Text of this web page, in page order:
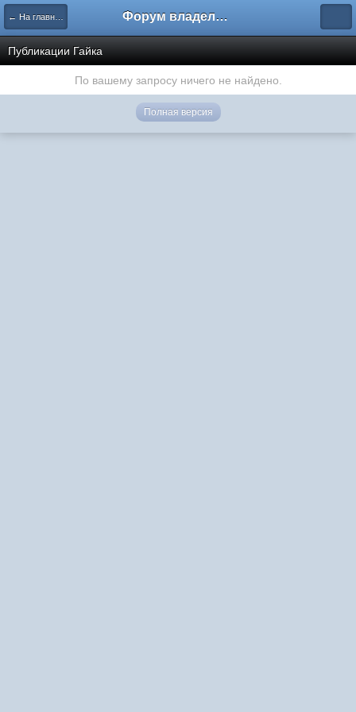
← На главную Форум владельцев интернет-магазинов
Публикации Гайка
По вашему запросу ничего не найдено.
Полная версия